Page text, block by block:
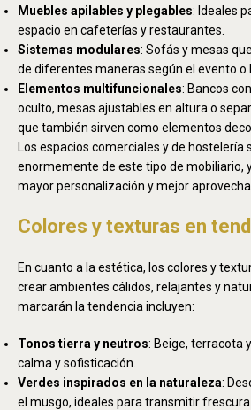
Muebles apilables y plegables: Ideales
espacio en cafeterías y restaurantes.
Sistemas modulares: Sofás y mesas
de diferentes maneras según el evento o
Elementos multifuncionales: Bancos
oculto, mesas ajustables en altura o
que también sirven como elementos
Los espacios comerciales y de hostelería
enormemente de este tipo de mobiliario,
mayor personalización y mejor
Colores y texturas en
En cuanto a la estética, los colores y
crear ambientes cálidos, relajantes y
marcarán la tendencia incluyen:
Tonos tierra y neutros: Beige, terracota
calma y sofisticación.
Verdes inspirados en la naturaleza:
el musgo, ideales para transmitir frescura